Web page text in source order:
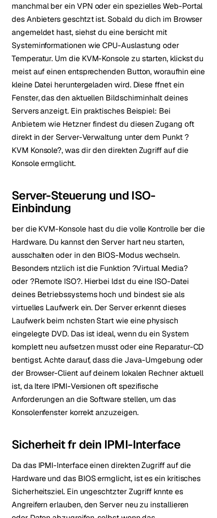
manchmal ber ein VPN oder ein spezielles Web-Portal
des Anbieters geschtzt ist. Sobald du dich im Browser
angemeldet hast, siehst du eine bersicht mit
Systeminformationen wie CPU-Auslastung oder
Temperatur. Um die KVM-Konsole zu starten, klickst du
meist auf einen entsprechenden Button, woraufhin eine
kleine Datei heruntergeladen wird. Diese ffnet ein
Fenster, das den aktuellen Bildschirminhalt deines
Servers anzeigt. Ein praktisches Beispiel: Bei
Anbietern wie Hetzner findest du diesen Zugang oft
direkt in der Server-Verwaltung unter dem Punkt ?
KVM Konsole?, was dir den direkten Zugriff auf die
Konsole ermglicht.
Server-Steuerung und ISO-
Einbindung
ber die KVM-Konsole hast du die volle Kontrolle ber die
Hardware. Du kannst den Server hart neu starten,
ausschalten oder in den BIOS-Modus wechseln.
Besonders ntzlich ist die Funktion ?Virtual Media?
oder ?Remote ISO?. Hierbei ldst du eine ISO-Datei
deines Betriebssystems hoch und bindest sie als
virtuelles Laufwerk ein. Der Server erkennt dieses
Laufwerk beim nchsten Start wie eine physisch
eingelegte DVD. Das ist ideal, wenn du ein System
komplett neu aufsetzen musst oder eine Reparatur-CD
bentigst. Achte darauf, dass die Java-Umgebung oder
der Browser-Client auf deinem lokalen Rechner aktuell
ist, da ltere IPMI-Versionen oft spezifische
Anforderungen an die Software stellen, um das
Konsolenfenster korrekt anzuzeigen.
Sicherheit fr dein IPMI-Interface
Da das IPMI-Interface einen direkten Zugriff auf die
Hardware und das BIOS ermglicht, ist es ein kritisches
Sicherheitsziel. Ein ungeschtzter Zugriff knnte es
Angreifern erlauben, den Server neu zu installieren